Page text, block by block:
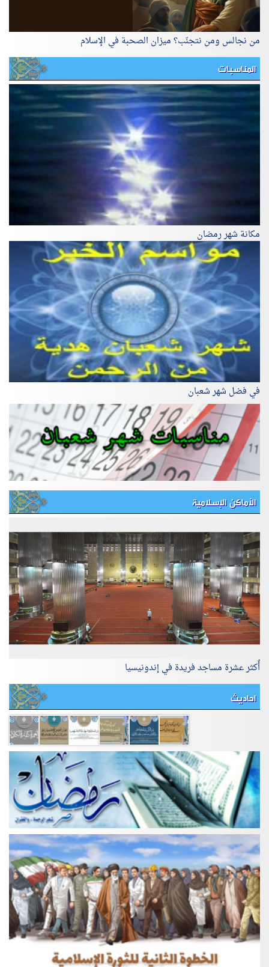
من نجالس ومن نتجنّب؟ ميزان الصحبة في الإسلام
المناسبات
مكانة شهر رمضان
في فضل شهر شعبان
الأماكن الإسلامية
أٌكثر عشرة مساجد فريدة في إندونيسيا
احاديث